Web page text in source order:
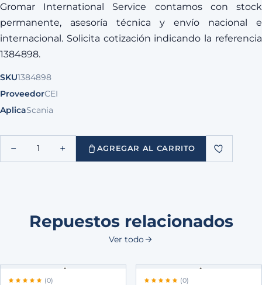
Gromar International Service contamos con stock
permanente, asesoría técnica y envío nacional e
internacional. Solicita cotización indicando la referencia
1384898.
SKU1384898
ProveedorCEI
AplicaScania
− 1 + AGREGAR AL CARRITO
Repuestos relacionados
Ver todo
(0) (0)